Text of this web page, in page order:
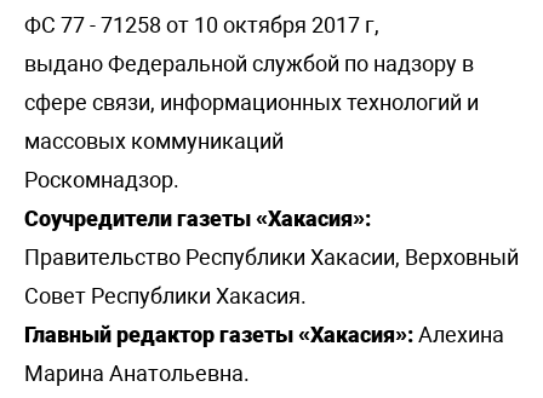
ФС 77 - 71258 от 10 октября 2017 г,
выдано Федеральной службой по надзору в
сфере связи, информационных технологий и
массовых коммуникаций
Роскомнадзор.
Соучредители газеты «Хакасия»:
Правительство Республики Хакасии, Верховный
Совет Республики Хакасия.
Главный редактор газеты «Хакасия»:Алехина
Марина Анатольевна.